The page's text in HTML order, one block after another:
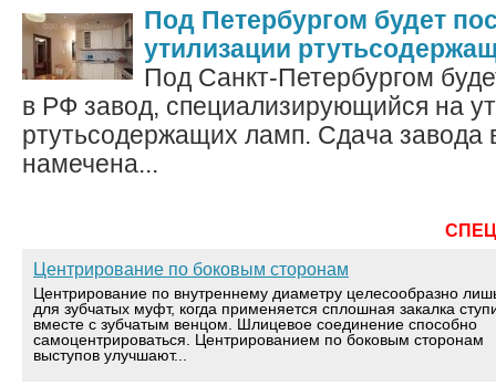
Под Петербургом будет
утилизации
Под Санкт-Петербургом
в РФ завод, специализирующийся на
ртутьсодержащих ламп. Сдача завода
намечена...
Центрирование по боковым сторонам
Центрирование по внутреннему диаметру целесообразно
для зубчатых муфт, когда применяется сплошная закалка
вместе с зубчатым венцом. Шлицевое соединение способно
самоцентрироваться. Центрированием по боковым сторонам
выступов улучшают...